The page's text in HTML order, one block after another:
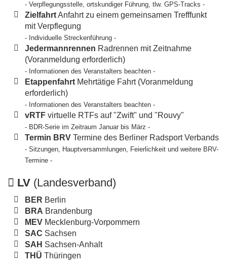
- Verpflegungsstelle, ortskundiger Führung, tlw. GPS-Tracks -
ZielfahrtAnfahrt zu einem gemeinsamen Trefffunkt
mit Verpflegung
- Individuelle Streckenführung -
Jedermannrennen Radrennen mit Zeitnahme
(Voranmeldung erforderlich)
- Informationen des Veranstalters beachten -
Etappenfahrt Mehrtätige Fahrt (Voranmeldung
erforderlich)
- Informationen des Veranstalters beachten -
vRTF virtuelle RTFs auf "Zwift" und "Rouvy"
- BDR-Serie im Zeitraum Januar bis März -
Termin BRV Termine des Berliner Radsport Verbands
- Sitzungen, Hauptversammlungen, Feierlichkeit und weitere BRV-
Termine -
LV (Landesverband)
BER Berlin
BRA Brandenburg
MEV Mecklenburg-Vorpommern
SAC Sachsen
SAH Sachsen-Anhalt
THÜ Thüringen